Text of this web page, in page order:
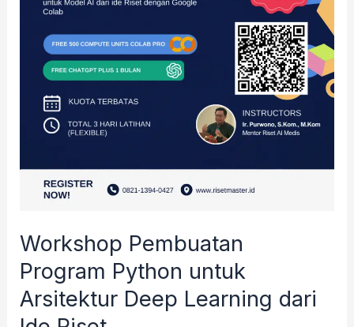
Workshop Pembuatan
Program Python untuk
Arsitektur Deep Learning dari
Riset